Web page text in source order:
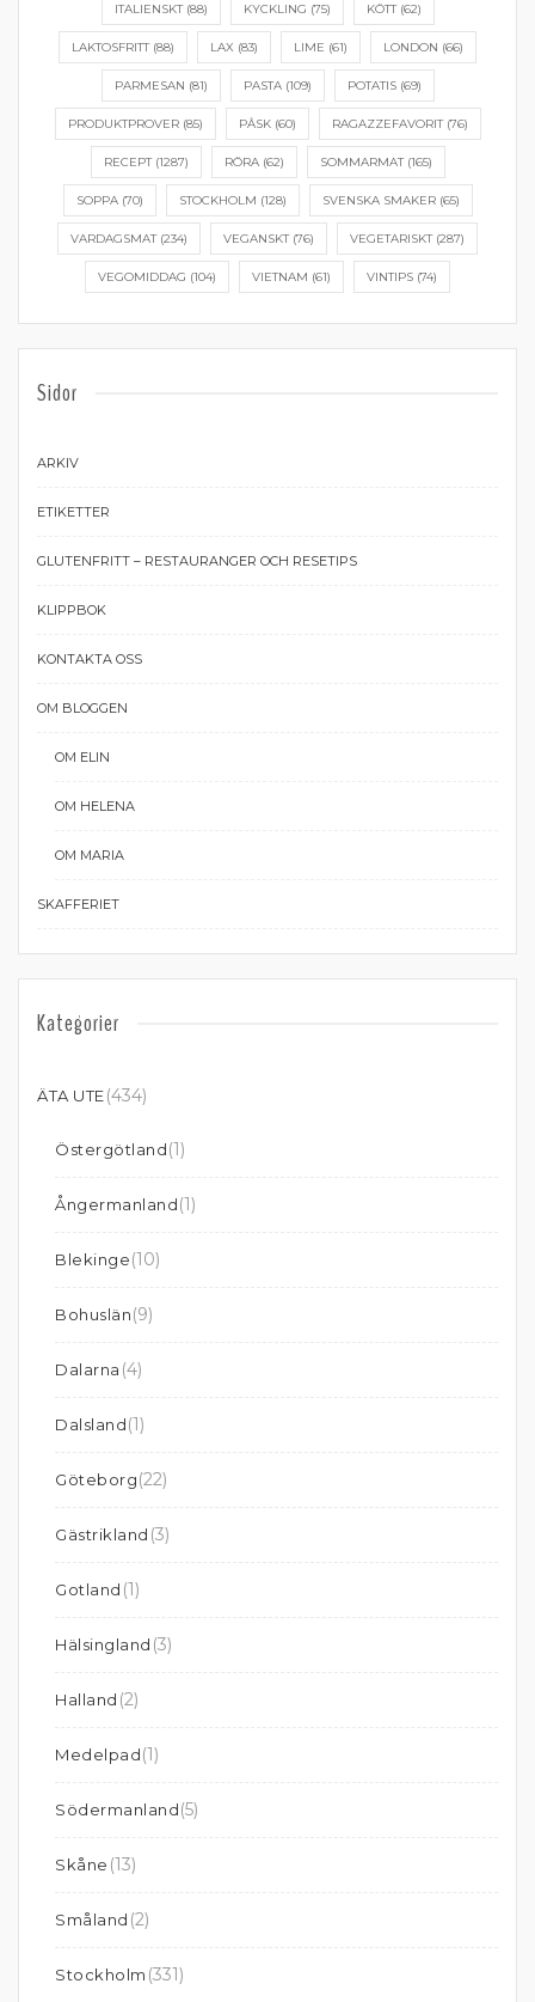
ITALIENSKT(88) KYCKLING (75) KÖTT(62)
LAKTOSFRITT(88) LAX (83) LIME (61) LONDON (66)
PARMESAN (81) PASTA(109) POTATIS(69)
PRODUKTPROVER(85) PÅSK(60) RAGAZZEFAVORIT(76)
RECEPT(1287) RÖRA(62) SOMMARMAT(165)
SOPPA(70) STOCKHOLM (128) SVENSKA SMAKER(65)
VARDAGSMAT(234) VEGANSKT(76) VEGETARISKT(287)
VEGOMIDDAG (104) VIETNAM (61) VINTIPS (74)
Sidor
ARKIV
ETIKETTER
GLUTENFRITT – RESTAURANGER OCH RESETIPS
KLIPPBOK
KONTAKTA OSS
OM BLOGGEN
OM ELIN
OM HELENA
OM MARIA
SKAFFERIET
Kategorier
ÄTA UTE(434)
Östergötland(1)
Ångermanland(1)
Blekinge(10)
Bohuslän(9)
Dalarna (4)
Dalsland(1)
Göteborg(22)
Gästrikland (3)
Gotland (1)
Hälsingland (3)
Halland (2)
Medelpad(1)
Södermanland(5)
Skåne (13)
Småland (2)
Stockholm (331)